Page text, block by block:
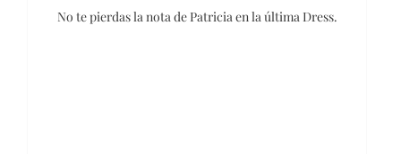
No te pierdas la nota de Patricia en la última Dress.